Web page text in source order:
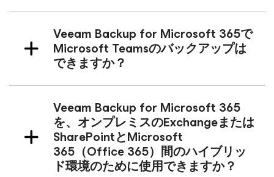
Veeam Backup for Microsoft 365で
Microsoft Teamsのバックアップは
できますか？
Veeam Backup for Microsoft 365
を、オンプレミスのExchangeまたは
SharePointとMicrosoft
365（Office 365）間のハイブリッ
ド環境のために使用できますか？